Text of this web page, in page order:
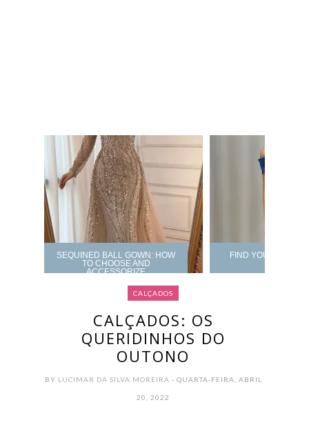
SEQUINED BALL GOWN: HOW
TO CHOOSE AND
ACCESSORIZE
FIND YOUR PROM
CALÇADOS
CALÇADOS: OS
QUERIDINHOS DO
OUTONO
BY LUCIMAR DA SILVA MOREIRA - QUARTA-FEIRA, ABRIL
20, 2022